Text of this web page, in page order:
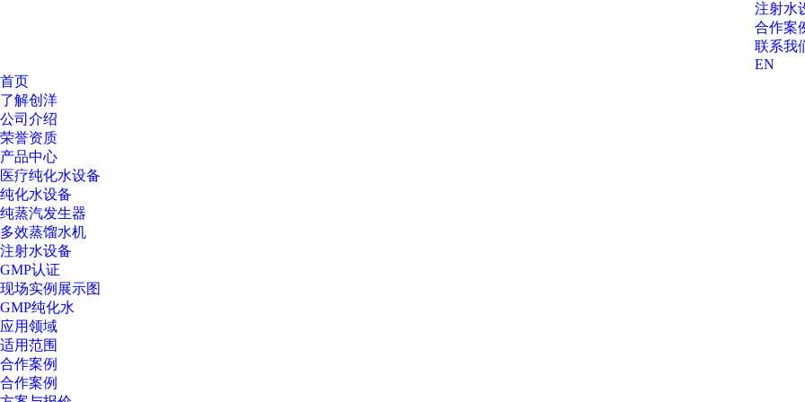
注射水
合作案
联系我
EN
首页
了解创洋
公司介绍
荣誉资质
产品中心
医疗纯化水设备
纯化水设备
纯蒸汽发生器
多效蒸馏水机
注射水设备
GMP认证
现场实例展示图
GMP纯化水
应用领域
适用范围
合作案例
合作案例